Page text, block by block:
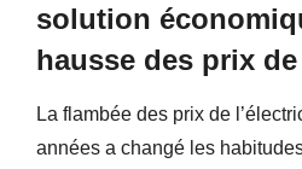
solution
hausse des prix de
La flambée des prix de
années a changé les